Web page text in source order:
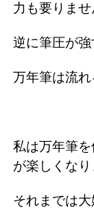
力も要りませ
逆に筆圧が強
万年筆は流れ
私は万年筆
が楽しくなり
それまでは大